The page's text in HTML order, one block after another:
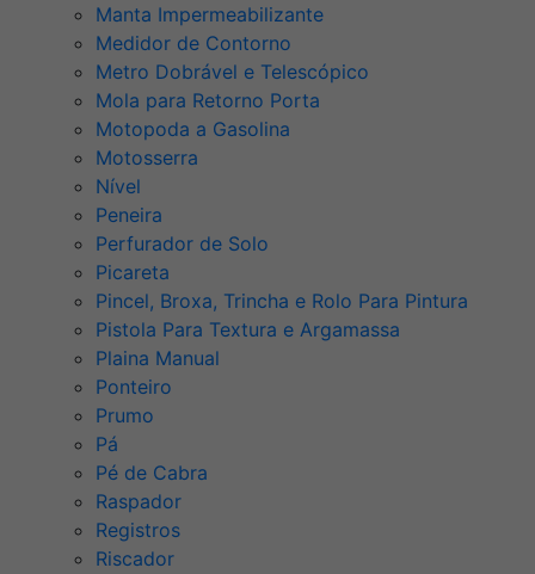
Manta Impermeabilizante
Medidor de Contorno
Metro Dobrável e Telescópico
Mola para Retorno Porta
Motopoda a Gasolina
Motosserra
Nível
Peneira
Perfurador de Solo
Picareta
Pincel, Broxa, Trincha e Rolo Para Pintura
Pistola Para Textura e Argamassa
Plaina Manual
Ponteiro
Prumo
Pá
Pé de Cabra
Raspador
Registros
Riscador